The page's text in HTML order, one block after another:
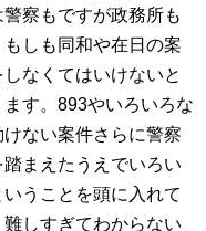
察もですが政務所も
しも同和や在日の案
なくてはいけないと
す。893やいろいろな
ない案件さらに警察
まえたうえでいろい
うことを頭に入れて
しすぎてわからない